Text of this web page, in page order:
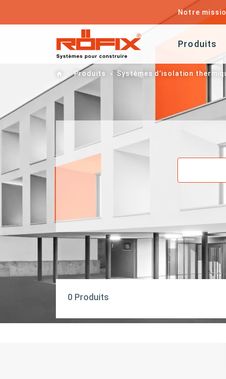
Notre
Produits
Home
Produits Systèmes d’isolation
0 Produits